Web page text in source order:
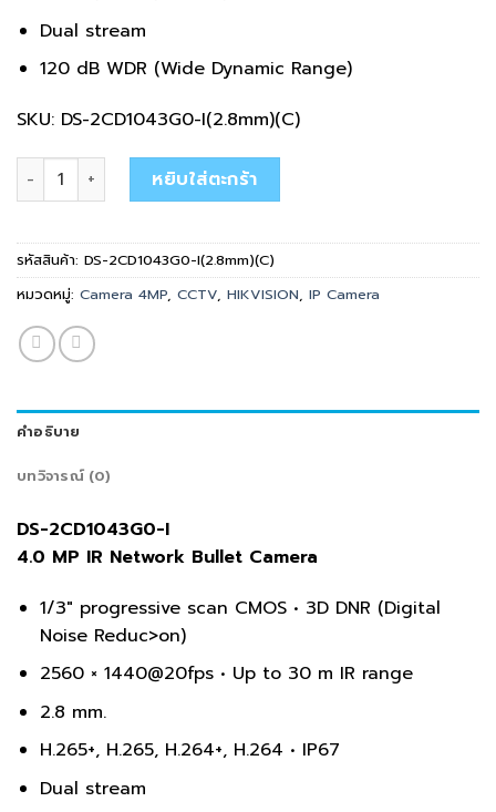
Dual stream
120 dB WDR (Wide Dynamic Range)
SKU: DS-2CD1043G0-I(2.8mm)(C)
จำนวน DS-2CD1043G0-I(2.8mm)(C) ชิ้น
หยิบใส่ตะกร้า
รหัสสินค้า: DS-2CD1043G0-I(2.8mm)(C)
หมวดหมู่: Camera 4MP, CCTV, HIKVISION, IP Camera
คำอธิบาย
บทวิจารณ์ (0)
DS-2CD1043G0-I
4.0 MP IR Network Bullet Camera
1/3″ progressive scan CMOS • 3D DNR (Digital
Noise Reduc>on)
2560 × 1440@20fps • Up to 30 m IR range
2.8 mm.
H.265+, H.265, H.264+, H.264 • IP67
Dual stream